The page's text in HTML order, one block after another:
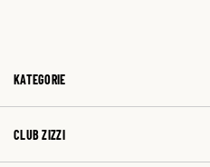
KATEGORIE
CLUB ZIZZI